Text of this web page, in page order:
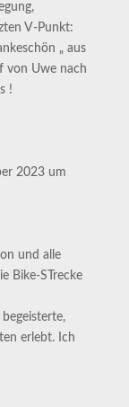
V-Punkt:
„ aus
von Uwe nach
!
2023 um
und alle
Bike-STrecke
erlebt. Ich